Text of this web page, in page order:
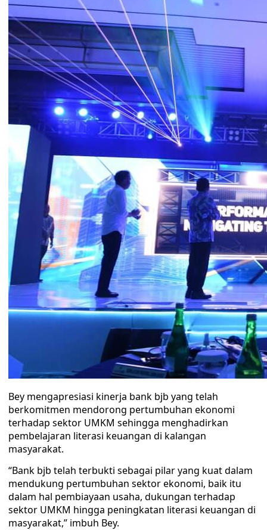
Bey mengapresiasi kinerja bank bjb yang telah
berkomitmen mendorong pertumbuhan ekonomi
terhadap sektor UMKM sehingga menghadirkan
pembelajaran literasi keuangan di kalangan
masyarakat.
“Bank bjb telah terbukti sebagai pilar yang kuat dalam
mendukung pertumbuhan sektor ekonomi, baik itu
dalam hal pembiayaan usaha, dukungan terhadap
sektor UMKM hingga peningkatan literasi keuangan di
masyarakat,” imbuh Bey.